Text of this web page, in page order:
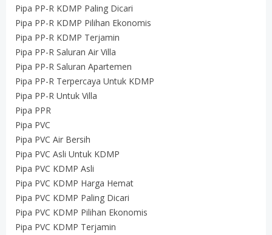
Pipa PP-R KDMP Paling Dicari
Pipa PP-R KDMP Pilihan Ekonomis
Pipa PP-R KDMP Terjamin
Pipa PP-R Saluran Air Villa
Pipa PP-R Saluran Apartemen
Pipa PP-R Terpercaya Untuk KDMP
Pipa PP-R Untuk Villa
Pipa PPR
Pipa PVC
Pipa PVC Air Bersih
Pipa PVC Asli Untuk KDMP
Pipa PVC KDMP Asli
Pipa PVC KDMP Harga Hemat
Pipa PVC KDMP Paling Dicari
Pipa PVC KDMP Pilihan Ekonomis
Pipa PVC KDMP Terjamin